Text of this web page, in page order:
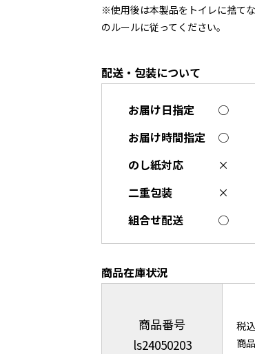
※使用後は本製品をトイレに捨て
のルールに従ってください。
配送・包装について
お届け日指定
○
お届け時間指定
○
のし紙対応
×
二重包装
×
組合せ配送
○
商品在庫状況
商品番号
ls24050203
税
商